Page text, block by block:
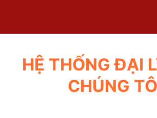
HỆ THỐNG ĐẠI
CHÚNG